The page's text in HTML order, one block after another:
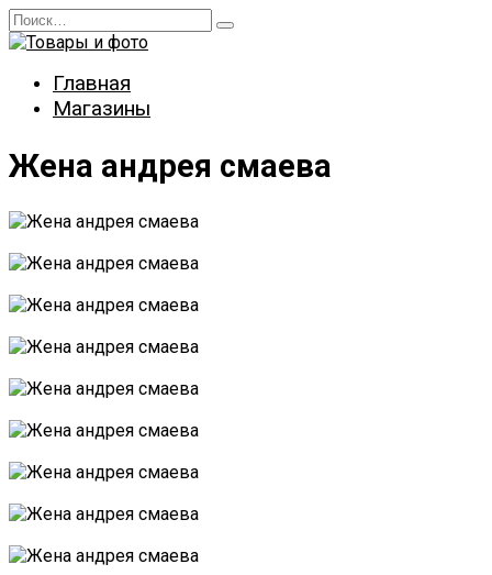
Перейти
к
Search
for:
Главная
Магазины
Жена андрея смаева